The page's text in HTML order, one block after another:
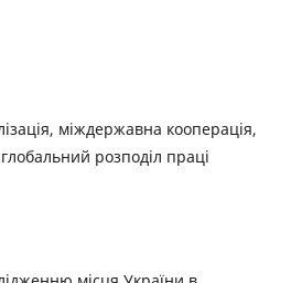
міждержавна кооперація,
розподіл праці